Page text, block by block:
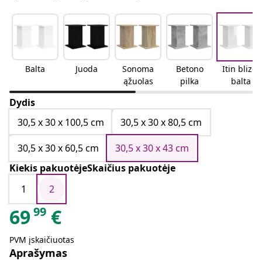
Balta Juoda
Sonoma
ąžuolas
Betono
pilka
Itin blizgi
balta
Dydis
30,5 x 30 x 100,5 cm
30,5 x 30 x 80,5 cm
30,5 x 30 x 60,5 cm
30,5 x 30 x 43 cm
Kiekis pakuotėjeSkaičius pakuotėje
1
2
6999 €
PVM įskaičiuotas
Aprašymas